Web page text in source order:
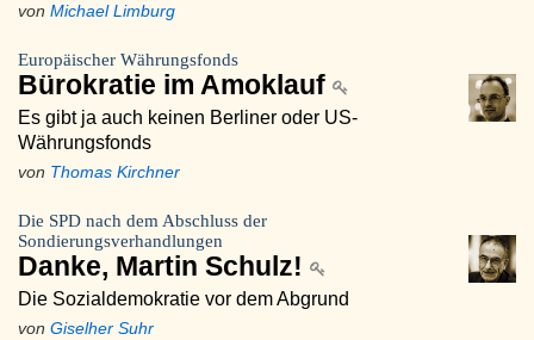
von Michael Limburg
Europäischer Währungsfonds
Bürokratie im Amoklauf
Es gibt ja auch keinen Berliner oder US-
Währungsfonds
von Thomas Kirchner
Die SPD nach dem Abschluss der
Sondierungsverhandlungen
Danke, Martin Schulz!
Die Sozialdemokratie vor dem Abgrund
von Giselher Suhr